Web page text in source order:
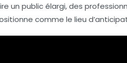
un public élargi, des
comme le lieu